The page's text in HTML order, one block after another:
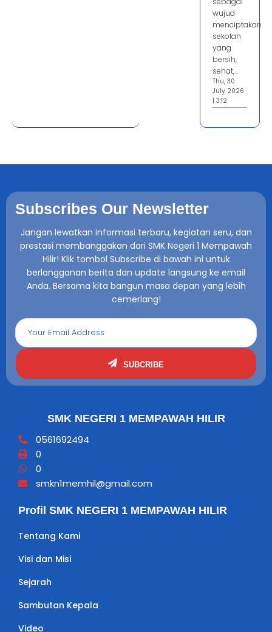
wujud
menciptakan
sekolah
yang
bersih,
sehat,...
Thu, 30
July 2026
| 3:12
Subscribes Our Newsletter
Jangan lewatkan informasi terbaru, kegiatan seru, dan
prestasi membanggakan dari SMK Negeri 1 Mempawah
Hilir! Klik tombol Subscribe di bawah ini untuk
berlangganan berita dan update langsung ke email
Anda. Bersama kita bangun masa depan yang lebih
cemerlang!
SUBCRIBE
SMK NEGERI 1 MEMPAWAH HILIR
0561692494
0
0
smkn1memhil@gmail.com
Profil SMK NEGERI 1 MEMPAWAH HILIR
Tentang Kami
Visi dan Misi
Sejarah
Sambutan Kepala
Video